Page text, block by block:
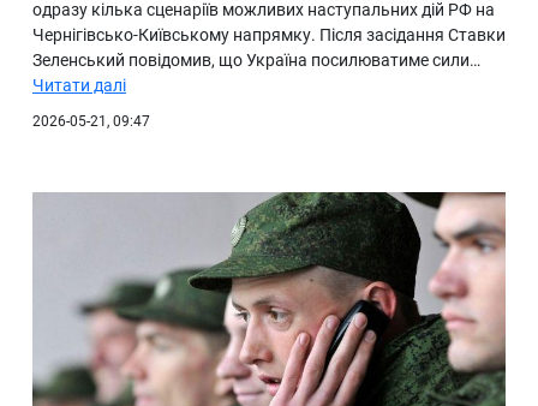
одразу кілька сценаріїв можливих наступальних дій РФ на
Чернігівсько-Київському напрямку. Після засідання Ставки
Зеленський повідомив, що Україна посилюватиме сили…
Читати далі
2026-05-21, 09:47